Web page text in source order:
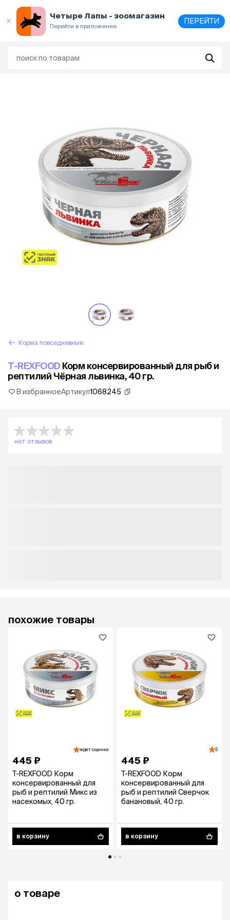
Четыре Лапы - зоомагазин
Перейти в приложение
ПЕРЕЙТИ
Корма повседневные
T-REXFOOD Корм консервированный для рыб и
рептилий Чёрная львинка, 40 гр.
В избранноеАртикул1068245
нет отзывов
похожие товары
ждет оценки
445 ₽
T-REXFOOD Корм
консервированный для
рыб и рептилий Микс из
насекомых, 40 гр.
в корзину
5
445 ₽
T-REXFOOD Корм
консервированный для
рыб и рептилий Сверчок
банановый, 40 гр.
в корзину
о товаре